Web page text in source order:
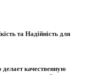
та Надійність для
качественную